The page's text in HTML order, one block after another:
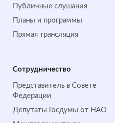
Публичные слушания
Планы и программы
Прямая трансляция
Сотрудничество
Представитель в Совете
Федерации
Депутаты Госдумы от НАО